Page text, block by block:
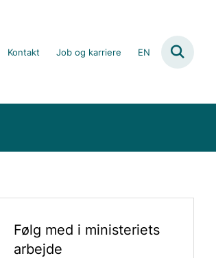
Kontakt Job og karriere EN
Følg med i ministeriets
arbejde